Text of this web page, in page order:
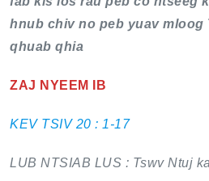
hnub chiv no peb yuav mloog
qhuab qhia
ZAJ NYEEM IB
KEV TSIV 20 : 1-17
LUB NTSIAB LUS : Tswv Ntuj